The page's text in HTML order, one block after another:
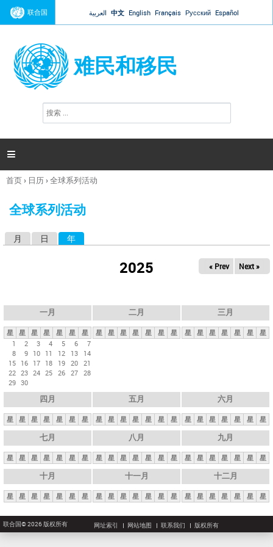
Jump to navigation
联合国 العربية 中文 English Français Русский Español
难民和移民
搜
索

你
这
首页› 日历›全球系列活动
全球系列活动
月 日 年
2025 « Prev Next »
一月
星 星 星 星 星 星
星
1
2 3 4 5 6
7
8
9 10 11 12 13
14
15 16 17 18 19 20 21
22 23 24 25 26 27 28
29 30
二月
星 星 星 星 星 星 星
三月
星 星 星 星 星 星 星
四月
星 星 星 星 星 星 星
五月
星 星 星 星 星 星 星
六月
星 星 星 星 星 星 星
七月
星 星 星 星 星 星 星
八月
星 星 星 星 星 星 星
九月
星 星 星 星 星 星 星
十月
星 星 星 星 星 星 星
十一月
星 星 星 星 星 星 星
十二月
星 星 星 星 星 星 星
联合国© 2026 版权所有 网址索引 网站地图 联系我们 版权所有